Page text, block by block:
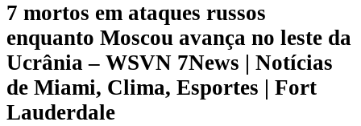
7 mortos em ataques russos
enquanto Moscou avança no leste da
Ucrânia – WSVN 7News | Notícias
de Miami, Clima, Esportes | Fort
Lauderdale